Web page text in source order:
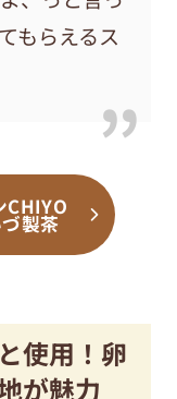
もらえるス
CHIYO
製茶
使用！卵
が魅力